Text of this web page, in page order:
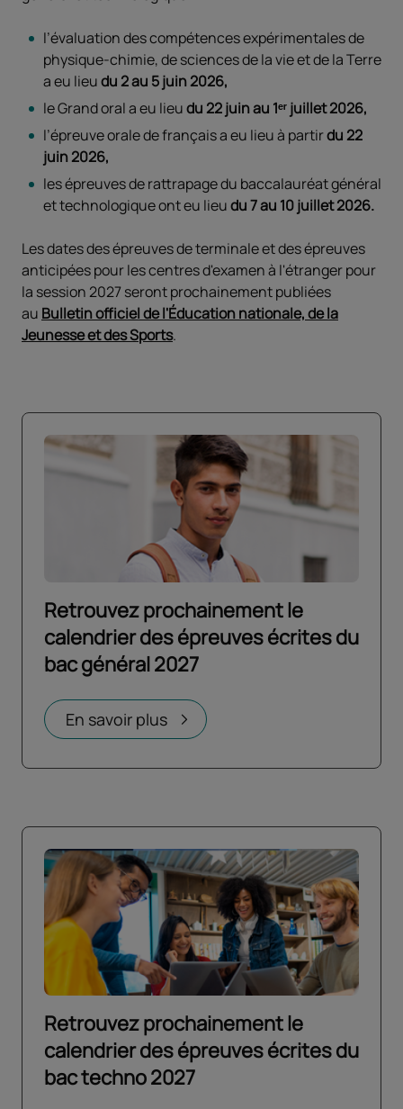
l’évaluation des compétences expérimentales de
physique-chimie, de sciences de la vie et de la Terre
a eu lieudu 2 au 5juin2026,
le Grand oral a eu lieudu 22 juin au 1ᵉʳ juillet 2026,
l’épreuve orale de français a eu lieu à partirdu22
juin 2026,
les épreuves de rattrapage du baccalauréat général
et technologique ont eu lieudu 7 au 10 juillet 2026.
Les dates des épreuves de terminale et des épreuves
anticipées pour les centres d'examen à l'étranger pour
la session 2027 seront prochainement publiées
au Bulletin officiel de l'Éducation nationale, de la
Jeunesse et des Sports.
Retrouvez prochainement le
calendrier des épreuves écrites du
bac général 2027
En savoir plus
Ouvrir dans un nouvel onglet
Retrouvez prochainement le
calendrier des épreuves écrites du
bac techno 2027